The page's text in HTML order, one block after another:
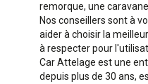
remorque, une
Nos conseillers sont à
aider à choisir la
à respecter pour
Car Attelage est une
depuis plus de 30 ans,